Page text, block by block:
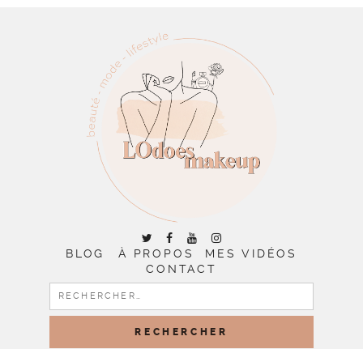
BLOG À PROPOS
MES VIDÉOS
CONTACT
RECHERCHER :